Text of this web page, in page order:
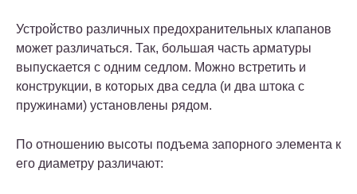
Устройство различных предохранительных клапанов
может различаться. Так, большая часть арматуры
выпускается с одним седлом. Можно встретить и
конструкции, в которых два седла (и два штока с
пружинами) установлены рядом.
По отношению высоты подъема запорного элемента к
его диаметру различают: